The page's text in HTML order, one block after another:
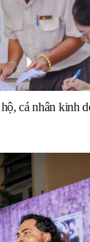
cá nhân kinh